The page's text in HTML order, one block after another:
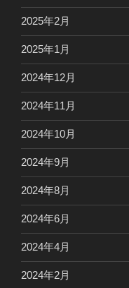
2025年2月
2025年1月
2024年12月
2024年11月
2024年10月
2024年9月
2024年8月
2024年6月
2024年4月
2024年2月